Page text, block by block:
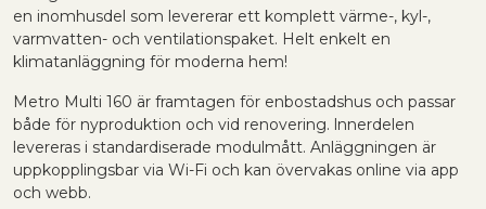
en inomhusdel som levererar ett komplett värme-, kyl-,
varmvatten- och ventilationspaket. Helt enkelt en
klimatanläggning för moderna hem!
Metro Multi 160 är framtagen för enbostadshus och passar
både för nyproduktion och vid renovering. lnnerdelen
levereras i standardiserade modulmått. Anläggningen är
uppkopplingsbar via Wi-Fi och kan övervakas online via app
och webb.